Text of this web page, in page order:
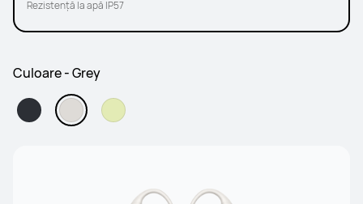
Rezistență la apă IP57
Culoare - Grey